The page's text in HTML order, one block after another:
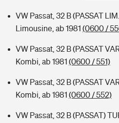
VW Passat, 32 B (PASSAT
Limousine, ab 1981 (0600 /
VW Passat, 32 B (PASSAT
Kombi, ab 1981 (0600 / 551)
VW Passat, 32 B (PASSAT
Kombi, ab 1981 (0600 / 552)
VW Passat, 32 B (PASSAT)